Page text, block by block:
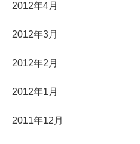
2012年4月
2012年3月
2012年2月
2012年1月
2011年12月